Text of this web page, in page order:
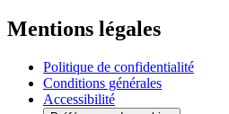
Mentions légales
Politique de confidentialité
Conditions générales
Accessibilité